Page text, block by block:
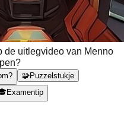
de uitlegvideo van Menno
🧩Puzzelstukje
Examentip